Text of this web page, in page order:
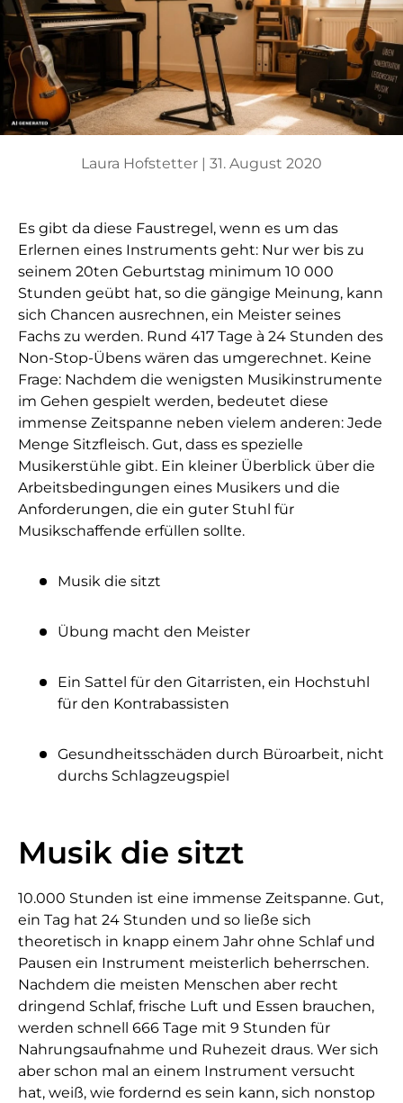
Laura Hofstetter | 31. August 2020
Es gibt da diese Faustregel, wenn es um das
Erlernen eines Instruments geht: Nur wer bis zu
seinem 20ten Geburtstag minimum 10 000
Stunden geübt hat, so die gängige Meinung, kann
sich Chancen ausrechnen, ein Meister seines
Fachs zu werden. Rund 417 Tage à 24 Stunden des
Non-Stop-Übens wären das umgerechnet. Keine
Frage: Nachdem die wenigsten Musikinstrumente
im Gehen gespielt werden, bedeutet diese
immense Zeitspanne neben vielem anderen: Jede
Menge Sitzfleisch. Gut, dass es spezielle
Musikerstühle gibt. Ein kleiner Überblick über die
Arbeitsbedingungen eines Musikers und die
Anforderungen, die ein guter Stuhl für
Musikschaffende erfüllen sollte.
Musik die sitzt
Übung macht den Meister
Ein Sattel für den Gitarristen, ein Hochstuhl
für den Kontrabassisten
Gesundheitsschäden durch Büroarbeit, nicht
durchs Schlagzeugspiel
Musik die sitzt
10.000 Stunden ist eine immense Zeitspanne. Gut,
ein Tag hat 24 Stunden und so ließe sich
theoretisch in knapp einem Jahr ohne Schlaf und
Pausen ein Instrument meisterlich beherrschen.
Nachdem die meisten Menschen aber recht
dringend Schlaf, frische Luft und Essen brauchen,
werden schnell 666 Tage mit 9 Stunden für
Nahrungsaufnahme und Ruhezeit draus. Wer sich
aber schon mal an einem Instrument versucht
hat, weiß, wie fordernd es sein kann, sich nonstop